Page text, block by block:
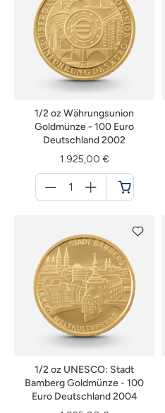
1/2 oz Währungsunion
Goldmünze - 100 Euro
Deutschland 2002
1.925,00 €
für
Warenkorb
1/2 oz UNESCO: Stadt
Bamberg Goldmünze - 100
Euro Deutschland 2004